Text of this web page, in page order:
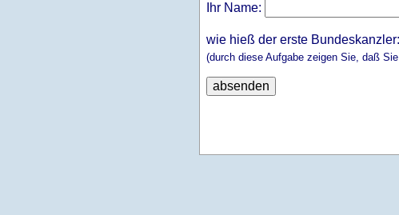
Ihr Name:
wie hieß der erste Bundeskanzler:
(durch diese Aufgabe zeigen Sie, daß